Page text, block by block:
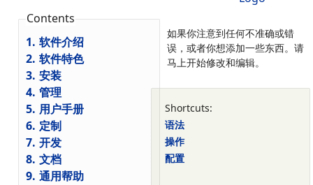
Contents
1. 软件介绍
2. 软件特色
3. 安装
4. 管理
5. 用户手册
6. 定制
7. 开发
8. 文档
9. 通用帮助
如果你注意到任何不准确或错
误，或者你想添加一些东西。请
马上开始修改和编辑。
Shortcuts:
语法
操作
配置